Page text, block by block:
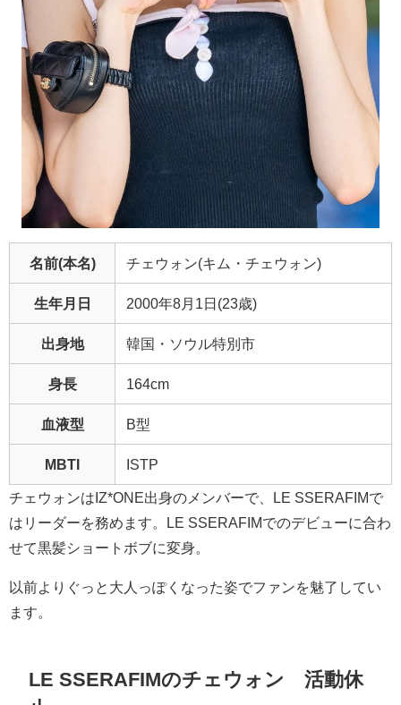
名前(本名) チェウォン(キム・チェウォン)
生年月日 2000年8月1日(23歳)
出身地 韓国・ソウル特別市
身長 164cm
血液型 B型
MBTI ISTP
チェウォンはIZ*ONE出身のメンバーで、LE SSERAFIMで
はリーダーを務めます。LE SSERAFIMでのデビューに合わ
せて黒髪ショートボブに変身。
以前よりぐっと大人っぽくなった姿でファンを魅了してい
ます。
LE SSERAFIMのチェウォン 活動休